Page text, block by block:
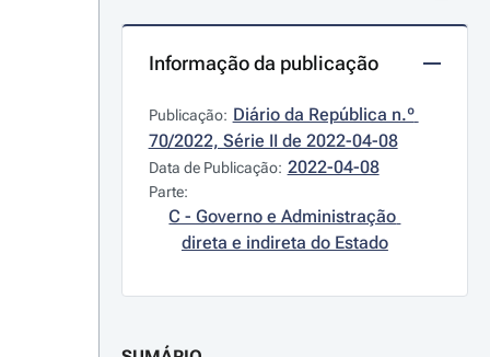
Informação da publicação
Publicação: Diário da República n.º
70/2022, Série II de 2022-04-08
Data de Publicação: 2022-04-08
Parte:
C - Governo e Administração
direta e indireta do Estado